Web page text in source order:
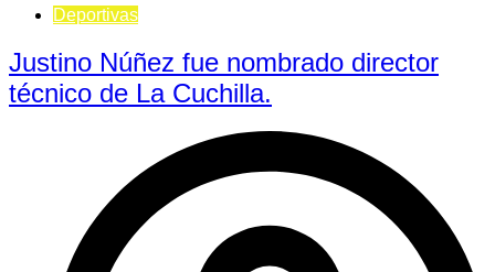
Deportivas
Justino Núñez fue nombrado director
técnico de La Cuchilla.